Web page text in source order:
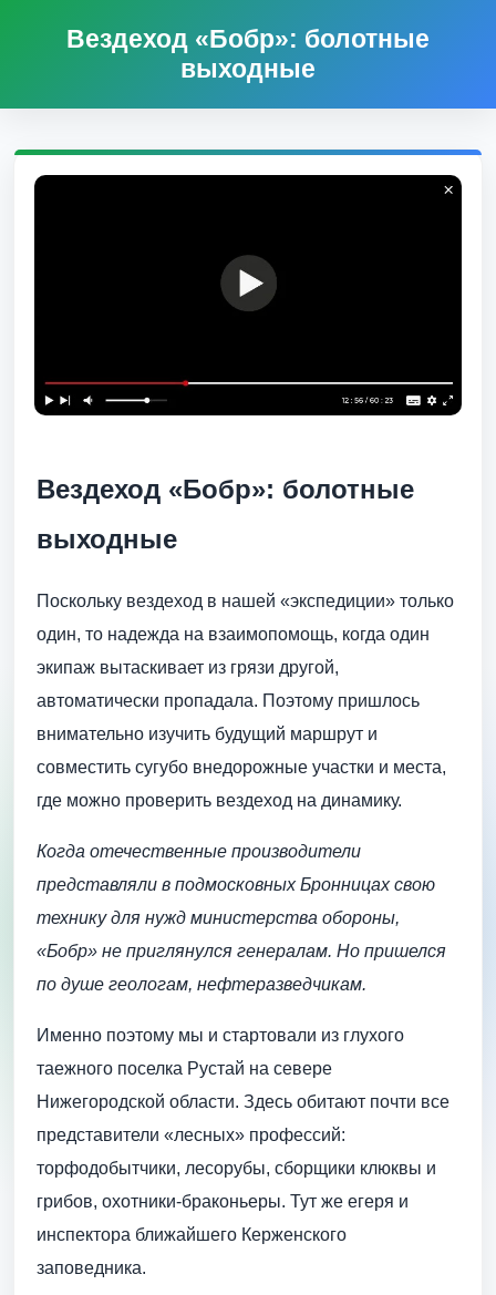
Вездеход «Бобр»: болотные
выходные
Вездеход «Бобр»: болотные
выходные
Поскольку вездеход в нашей «экспедиции» только
один, то надежда на взаимопомощь, когда один
экипаж вытаскивает из грязи другой,
автоматически пропадала. Поэтому пришлось
внимательно изучить будущий маршрут и
совместить сугубо внедорожные участки и места,
где можно проверить вездеход на динамику.
Когда отечественные производители
представляли в подмосковных Бронницах свою
технику для нужд министерства обороны,
«Бобр» не приглянулся генералам. Но пришелся
по душе геологам, нефтеразведчикам.
Именно поэтому мы и стартовали из глухого
таежного поселка Рустай на севере
Нижегородской области. Здесь обитают почти все
представители «лесных» профессий:
торфодобытчики, лесорубы, сборщики клюквы и
грибов, охотники-браконьеры. Тут же егеря и
инспектора ближайшего Керженского
заповедника.